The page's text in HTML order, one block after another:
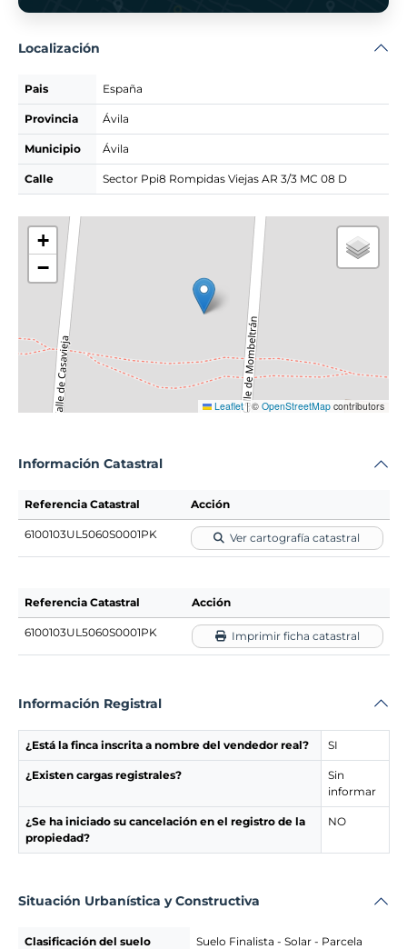
Localización
Pais España
Provincia Ávila
Municipio Ávila
Calle Sector Ppi8 Rompidas Viejas AR 3/3 MC 08 D
+
−
Leaflet |© OpenStreetMap contributors
Información Catastral
Referencia Catastral Acción
6100103UL5060S0001PK Ver cartografía catastral
Referencia Catastral Acción
6100103UL5060S0001PK Imprimir ficha catastral
Información Registral
¿Está la finca inscrita a nombre del vendedor real? SI
¿Existen cargas registrales?
Sin
informar
¿Se ha iniciado su cancelación en el registro de la
propiedad?
NO
Situación Urbanística y Constructiva
Clasificación del suelo
Suelo Finalista - Solar - Parcela